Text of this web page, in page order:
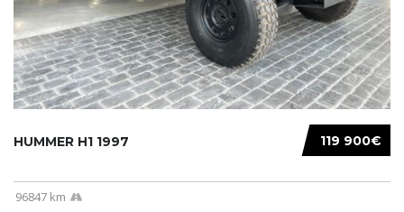
119 900€
HUMMER H1 1997
96847 km